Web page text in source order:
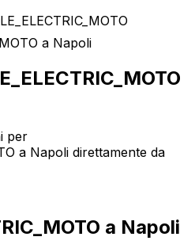
a Napoli
per
a Napoli direttamente da
a Napoli